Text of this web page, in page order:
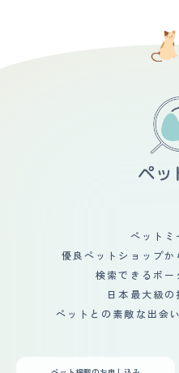
ペットミ
優良ペットショップ
検索できるポー
日本最大級の
ペットとの素敵な出会